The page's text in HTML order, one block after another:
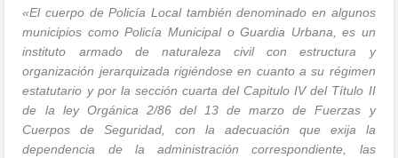
«El cuerpo de Policía Local también denominado en algunos
municipios como Policía Municipal o Guardia Urbana, es un
instituto armado de naturaleza civil con estructura y
organización jerarquizada rigiéndose en cuanto a su régimen
estatutario y por la sección cuarta del Capitulo IV del Título II
de la ley Orgánica 2/86 del 13 de marzo de Fuerzas y
Cuerpos de Seguridad, con la adecuación que exija la
dependencia de la administración correspondiente, las